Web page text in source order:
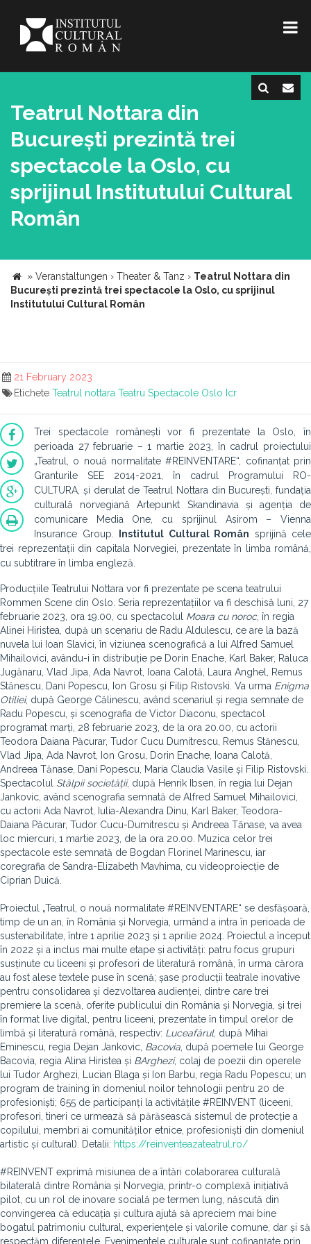
Teatrul Nottara din
București prezintă trei
spectacole la Oslo, cu
sprijinul Institutului Cultural
Român
» Veranstaltungen › Theater & Tanz › Teatrul Nottara din
București prezintă trei spectacole la Oslo, cu sprijinul
Institutului Cultural Român
21 February 2023
Etichete Teatrul nottara Teatru Spectacole Oslo Icr
Trei spectacole românești vor fi prezentate la Oslo, în
perioada 27 februarie – 1 martie 2023, în cadrul proiectului
„Teatrul, o nouă normalitate #REINVENTARE“, cofinanțat prin
Granturile SEE 2014-2021, în cadrul Programului RO-
CULTURA, și derulat de Teatrul Nottara din București, fundația
culturală norvegiană Artepunkt Skandinavia și agenția de
comunicare Media One, cu sprijinul Asirom – Vienna
Insurance Group.
Institutul Cultural Român sprijină cele
trei reprezentații din capitala Norvegiei, prezentate în limba română,
cu subtitrare în limba engleză.
Producțiile Teatrului Nottara vor fi prezentate pe scena teatrului
Rommen Scene din Oslo. Seria reprezentațiilor va fi deschisă luni, 27
februarie 2023, ora 19.00, cu spectacolul Moara cu noroc, în regia
Alinei Hiristea, după un scenariu de Radu Aldulescu, ce are la bază
nuvela lui Ioan Slavici, în viziunea scenografică a lui Alfred Samuel
Mihailovici, avându-i în distribuție pe Dorin Enache, Karl Baker, Raluca
Jugănaru, Vlad Jipa, Ada Navrot, Ioana Calotă, Laura Anghel, Remus
Stănescu, Dani Popescu, Ion Grosu și Filip Ristovski. Va urma Enigma
Otiliei, după George Călinescu, având scenariul și regia semnate de
Radu Popescu, și scenografia de Victor Diaconu, spectacol
programat marți, 28 februarie 2023, de la ora 20.00, cu actorii
Teodora Daiana Păcurar, Tudor Cucu Dumitrescu, Remus Stănescu,
Vlad Jipa, Ada Navrot, Ion Grosu, Dorin Enache, Ioana Calotă,
Andreea Tănase, Dani Popescu, Maria Claudia Vasile și Filip Ristovski.
Spectacolul Stâlpii societății, după Henrik Ibsen, în regia lui Dejan
Jankovic, având scenografia semnată de Alfred Samuel Mihailovici,
cu actorii Ada Navrot, Iulia-Alexandra Dinu, Karl Baker, Teodora-
Daiana Păcurar, Tudor Cucu-Dumitrescu și Andreea Tănase, va avea
loc miercuri, 1 martie 2023, de la ora 20.00. Muzica celor trei
spectacole este semnată de Bogdan Florinel Marinescu, iar
coregrafia de Sandra-Elizabeth Mavhima, cu videoproiecție de
Ciprian Duică.
Proiectul „Teatrul, o nouă normalitate #REINVENTARE“ se desfășoară,
timp de un an, în România și Norvegia, urmând a intra în perioada de
sustenabilitate, între 1 aprilie 2023 și 1 aprilie 2024. Proiectul a început
în 2022 și a inclus mai multe etape și activități: patru focus grupuri
susținute cu liceeni și profesori de literatură română, în urma cărora
au fost alese textele puse în scenă; șase producții teatrale inovative
pentru consolidarea și dezvoltarea audienței, dintre care trei
premiere la scenă, oferite publicului din România și Norvegia, și trei
în format live digital, pentru liceeni, prezentate în timpul orelor de
limbă și literatură română, respectiv: Luceafărul, după Mihai
Eminescu, regia Dejan Jankovic, Bacovia , după poemele lui George
Bacovia, regia Alina Hiristea și BArghezi, colaj de poezii din operele
lui Tudor Arghezi, Lucian Blaga și Ion Barbu, regia Radu Popescu; un
program de training în domeniul noilor tehnologii pentru 20 de
profesioniști; 655 de participanți la activitățile #REINVENT (liceeni,
profesori, tineri ce urmează să părăsească sistemul de protecție a
copilului, membri ai comunităților etnice, profesioniști din domeniul
artistic și cultural). Detalii: https://reinventeazateatrul.ro/
#REINVENT exprimă misiunea de a întări colaborarea culturală
bilaterală dintre România și Norvegia, printr-o complexă inițiativă
pilot, cu un rol de inovare socială pe termen lung, născută din
convingerea că educația și cultura ajută să apreciem mai bine
bogatul patrimoniu cultural, experiențele și valorile comune, dar și să
respectăm diferențele. Evenimentele culturale sunt cofinanțate prin